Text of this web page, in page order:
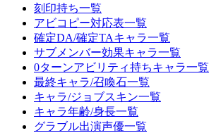
刻印持ち一覧
アビコピー対応表一覧
確定DA/確定TAキャラ一覧
サブメンバー効果キャラ一覧
0ターンアビリティ持ちキャラ一覧
最終キャラ/召喚石一覧
キャラ/ジョブスキン一覧
キャラ年齢/身長一覧
グラブル出演声優一覧